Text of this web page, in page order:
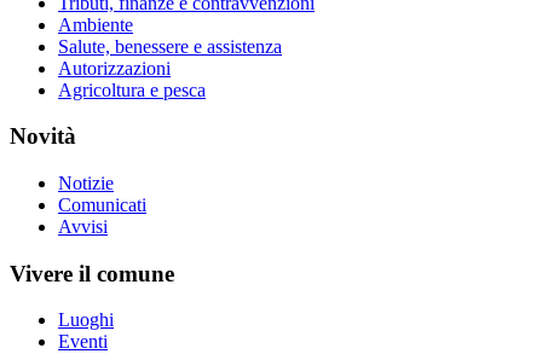
Ambiente
Salute, benessere e assistenza
Autorizzazioni
Agricoltura e pesca
Novità
Notizie
Comunicati
Avvisi
Vivere il comune
Luoghi
Eventi